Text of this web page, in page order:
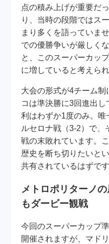
点の積み上げが重要だ
り、当時の段階ではス
まり多くを語っていま
での優勝争いが厳しく
と、このスーパーカッ
に増していると考えられ
大会の形式が4チーム制
コは準決勝に3回進出
利はわずか1度のみ。
ルセロナ戦（3-2）で、
戦の末敗れています。
歴史を断ち切りたいと
共有されているはずです
メトロポリターノ
もダービー観戦
今回のスーパーカップ
開催されますが、マド